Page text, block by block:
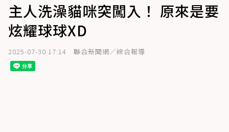
主人洗澡貓咪突闖入！ 原來是要
炫耀球球XD
2025-07-30 17:14 聯合新聞網／綜合報導